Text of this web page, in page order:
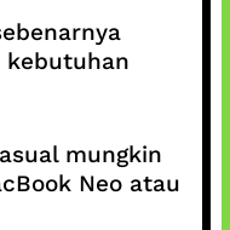
kebutuhan
mungkin
Neo atau